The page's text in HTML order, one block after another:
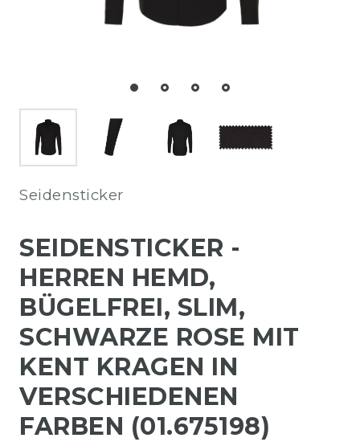
Seidensticker
SEIDENSTICKER -
HERREN HEMD,
BÜGELFREI, SLIM,
SCHWARZE ROSE MIT
KENT KRAGEN IN
VERSCHIEDENEN
FARBEN (01.675198)